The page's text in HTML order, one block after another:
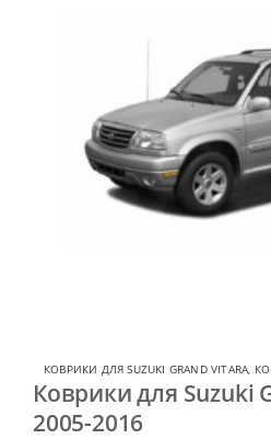
КОВРИКИ ДЛЯ SUZUKI GRAND VITARA
Коврики для Suzuki
2005-2016